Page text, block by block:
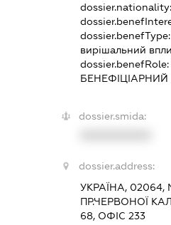
dossier.nationality:
dossier.benefType:
вирішальний
dossier.benefRole:
dossier.smida:
dossier.address:
УКРАЇНА, 02064,
ПР.ЧЕРВОНОЇ
68, ОФІС 233